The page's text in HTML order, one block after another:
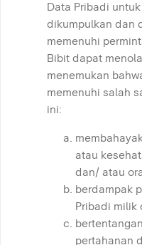
Data Pribadi
dikumpulkan dan
memenuhi
Bibit dapat
menemukan
memenuhi salah
ini:
atau
dan/ atau
berdampak
Pribadi milik
pertahanan